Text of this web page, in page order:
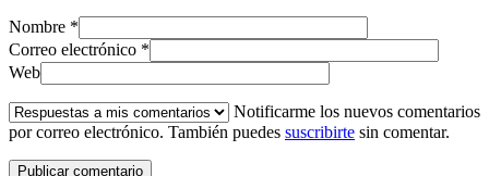
Nombre *
Correo electrónico *
Web
Notificarme los nuevos comentarios
por correo electrónico. También puedes suscribirte sin comentar.